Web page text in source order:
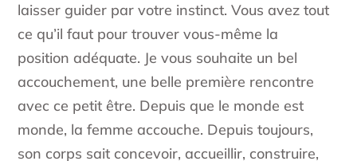
laisser guider par votre instinct. Vous avez tout
ce qu’il faut pour trouver vous-même la
position adéquate. Je vous souhaite un bel
accouchement, une belle première rencontre
avec ce petit être. Depuis que le monde est
monde, la femme accouche. Depuis toujours,
son corps sait concevoir, accueillir, construire,